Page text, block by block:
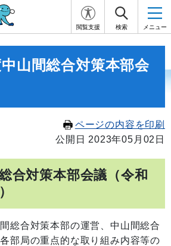
閲覧支援 検索 メニュー
山間総合対策本部会
ページの内容を印刷
公開日 2023年05月02日
合対策本部会議（令和
総合対策本部の運営、中山間総合
部局の重点的な取り組み内容等の